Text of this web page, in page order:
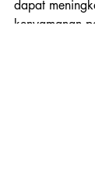
dapat
kenyamanan